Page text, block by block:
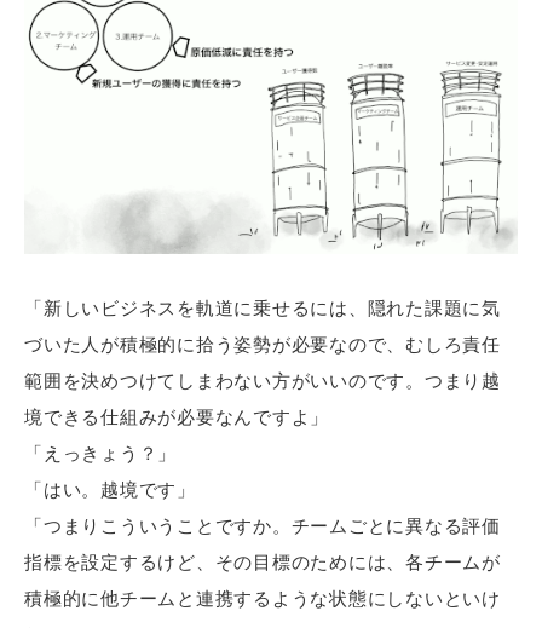
「新しいビジネスを軌道に乗せるには、隠れた課題に気
づいた人が積極的に拾う姿勢が必要なので、むしろ責任
範囲を決めつけてしまわない方がいいのです。つまり越
境できる仕組みが必要なんですよ」
「えっきょう？」
「はい。越境です」
「つまりこういうことですか。チームごとに異なる評価
指標を設定するけど、その目標のためには、各チームが
積極的に他チームと連携するような状態にしないといけ